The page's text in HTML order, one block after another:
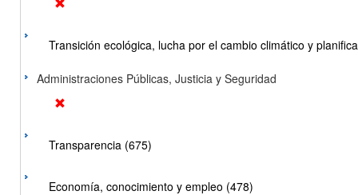
Transición ecológica, lucha por el cambio climático y
Administraciones Públicas, Justicia y Seguridad
Transparencia (675)
Economía, conocimiento y empleo (478)